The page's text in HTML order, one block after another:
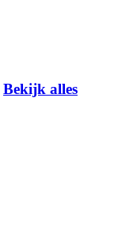
Bekijk alles